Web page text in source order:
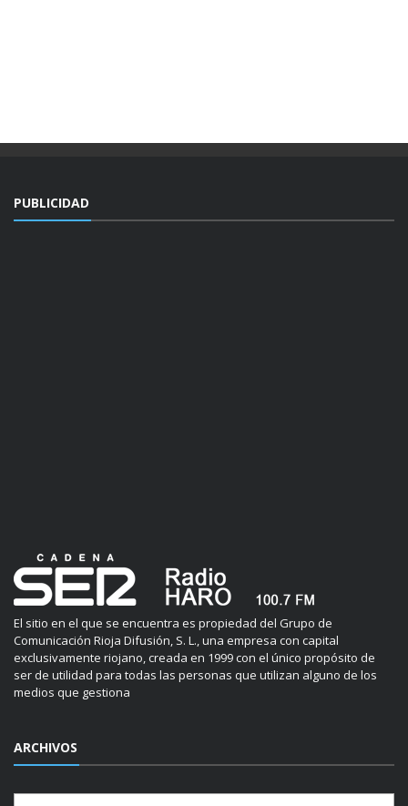
PUBLICIDAD
El sitio en el que se encuentra es propiedad del Grupo de
Comunicación Rioja Difusión, S. L., una empresa con capital
exclusivamente riojano, creada en 1999 con el único propósito de
ser de utilidad para todas las personas que utilizan alguno de los
medios que gestiona
ARCHIVOS